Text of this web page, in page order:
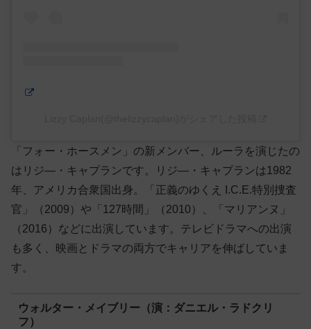
「フォー・ホースメン」の新メンバー、ルーラを演じたの
はリジ―・キャプランです。リジ―・キャプランは1982
年、アメリカ合衆国出身。「正義のゆくえ I.C.E.特別捜査
官」（2009）や「127時間」（2010）、「マリアンヌ」
（2016）などに出演しています。テレビドラマへの出演
も多く、映画とドラマの両方でキャリアを伸ばしていま
す。
ウォルター・メイブリー（演：ダニエル・ラドクリ
フ）